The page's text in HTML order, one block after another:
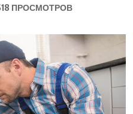
ПРОСМОТРОВ